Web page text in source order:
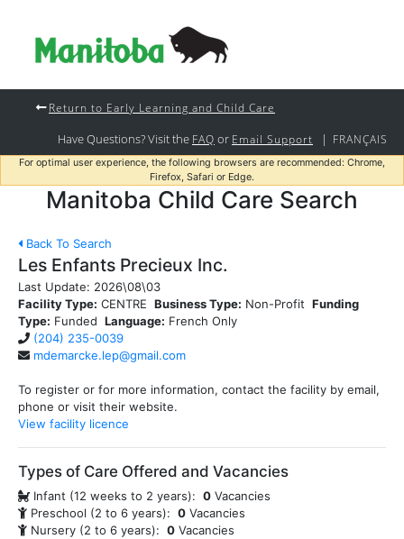
Return to Early Learning and Child Care
Have Questions? Visit the FAQ or Email Support | FRANÇAIS
For optimal user experience, the following browsers are recommended: Chrome,
Firefox, Safari or Edge.
Manitoba Child Care Search
Back To Search
Les Enfants Precieux Inc.
Last Update: 2026\08\03
Facility Type: CENTRE Business Type: Non-Profit Funding
Type: Funded Language: French Only
(204) 235-0039
mdemarcke.lep@gmail.com
To register or for more information, contact the facility by email,
phone or visit their website.
View facility licence
Types of Care Offered and Vacancies
Infant (12 weeks to 2 years): 0 Vacancies
Preschool (2 to 6 years): 0 Vacancies
Nursery (2 to 6 years): 0 Vacancies